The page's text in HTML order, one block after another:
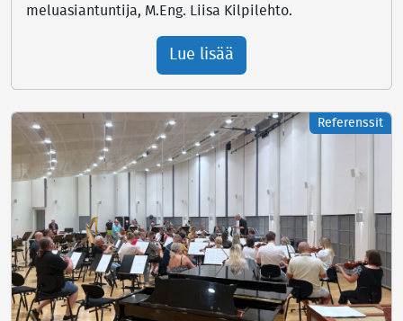
meluasiantuntija, M.Eng. Liisa Kilpilehto.
Lue lisää
Referenssit